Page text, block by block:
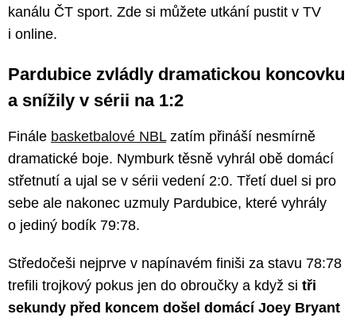
kanálu ČT sport. Zde si můžete utkání pustit v TV
i online.
Pardubice zvládly dramatickou koncovku
a snížily v sérii na 1:2
Finále basketbalové NBLzatím přináší nesmírně
dramatické boje. Nymburk těsně vyhrál obě domácí
střetnutí a ujal se v sérii vedení 2:0. Třetí duel si pro
sebe ale nakonec uzmuly Pardubice, které vyhrály
o jediný bodík 79:78.
Středočeši nejprve v napínavém finiši za stavu 78:78
trefili trojkový pokus jen do obroučky a když si tři
sekundy před koncem došel domácí Joey Bryant